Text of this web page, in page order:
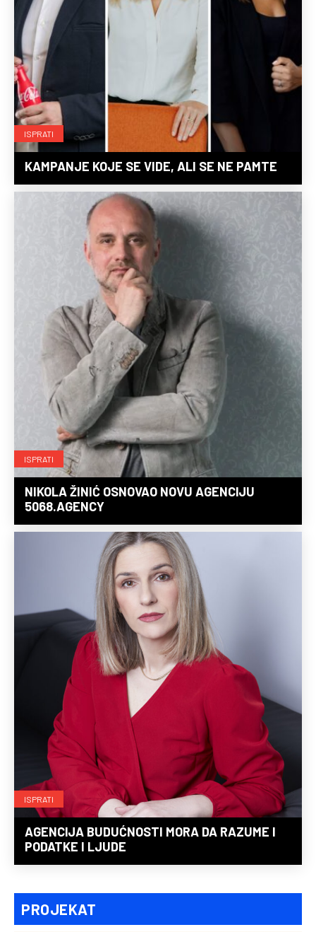
ISPRATI
KAMPANJE KOJE SE VIDE, ALI SE NE PAMTE
ISPRATI
NIKOLA ŽINIĆ OSNOVAO NOVU AGENCIJU
5068.AGENCY
ISPRATI
AGENCIJA BUDUĆNOSTI MORA DA RAZUME I
PODATKE I LJUDE
PROJEKAT